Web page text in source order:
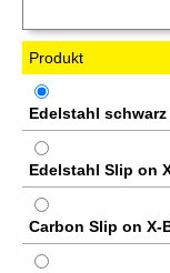
Produkt
Edelstahl
Edelstahl Slip on
Carbon Slip on X-